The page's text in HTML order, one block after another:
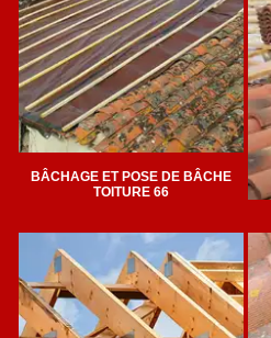
BÂCHAGE ET POSE DE BÂCHE
TOITURE 66